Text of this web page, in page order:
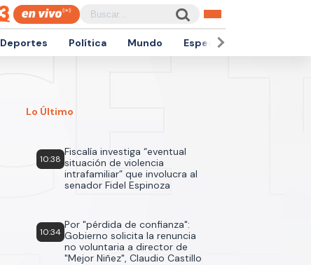
Deportes Política Mundo Espectáculos
Lo Último
10:38
Fiscalía investiga “eventual
situación de violencia
intrafamiliar” que involucra al
senador Fidel Espinoza
10:34
Por "pérdida de confianza":
Gobierno solicita la renuncia
no voluntaria a director de
"Mejor Niñez", Claudio Castillo